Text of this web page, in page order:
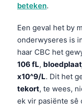
beteken.
Een geval het by
onderwyseres is
haar CBC het
106 fL,
x10^9/L. Dit het
tekort, te wees,
ek vir pasiënte sê